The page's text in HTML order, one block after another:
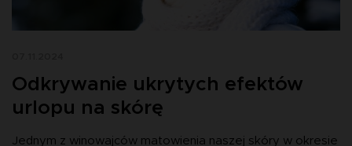
Odkrywanie ukrytych efektów
urlopu na skórę
Jednym z winowajców matowienia naszej skóry w okresie